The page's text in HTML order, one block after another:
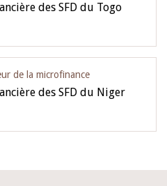
des SFD du Togo
de la microfinance
des SFD du Niger